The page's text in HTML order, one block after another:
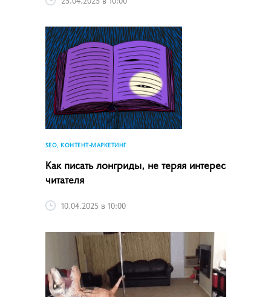
SEO, КОНТЕНТ-МАРКЕТИНГ
Как писать лонгриды, не теряя интерес
читателя
10.04.2025 в 10:00